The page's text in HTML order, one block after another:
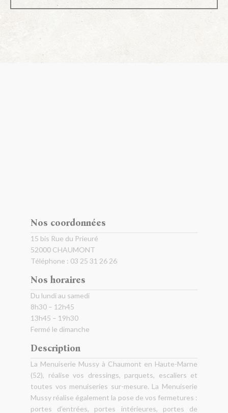
Nos coordonnées
15 bis Rue du Prieuré
52000 CHAUMONT
Téléphone : 03 25 31 26 26
Nos horaires
Du lundi au samedi
8h30 – 12h45
13h45 – 19h30
Fermé le dimanche
Description
La Menuiserie Mussy à Chaumont en Haute-Marne
(52), réalise vos dressings, parquets, escaliers et
toutes vos menuiseries sur-mesure. La Menuiserie
Mussy réalise également la pose de vos fermetures :
portes d’entrées, portes intérieures, portes de